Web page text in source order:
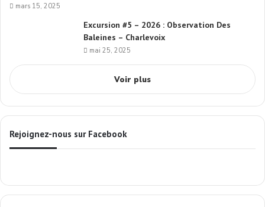
mars 15, 2025
Excursion #5 – 2026 : Observation Des
Baleines – Charlevoix
mai 25, 2025
Voir plus
Rejoignez-nous sur Facebook